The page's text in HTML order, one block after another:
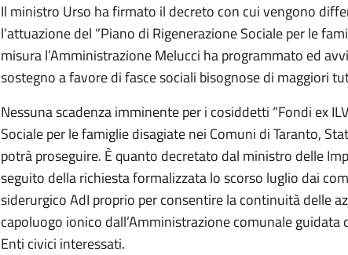
Il ministro Urso ha firmato il decreto con cui vengono
l’attuazione del “Piano di Rigenerazione Sociale per le
misura l’Amministrazione Melucci ha programmato ed
sostegno a favore di fasce sociali bisognose di maggiori
Nessuna scadenza imminente per i cosiddetti “Fondi ex
Sociale per le famiglie disagiate nei Comuni di Taranto,
potrà proseguire. È quanto decretato dal ministro delle
seguito della richiesta formalizzata lo scorso luglio dai
siderurgico AdI proprio per consentire la continuità delle
capoluogo ionico dall’Amministrazione comunale
Enti civici interessati.